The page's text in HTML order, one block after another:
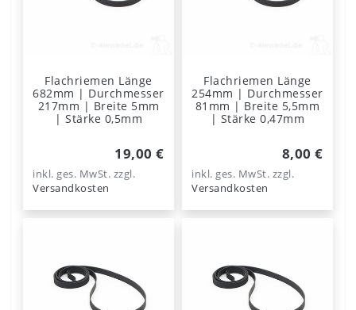
Flachriemen Länge
682mm | Durchmesser
217mm | Breite 5mm
| Stärke 0,5mm
19,00 €
inkl. ges. MwSt. zzgl.
Versandkosten
Flachriemen Länge
254mm | Durchmesser
81mm | Breite 5,5mm
| Stärke 0,47mm
8,00 €
inkl. ges. MwSt. zzgl.
Versandkosten